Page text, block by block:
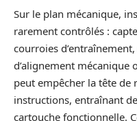
Sur le plan mécanique,
rarement contrôlés :
courroies
d’alignement mécanique
peut empêcher la tête de
instructions, entraînant
cartouche fonctionnelle.